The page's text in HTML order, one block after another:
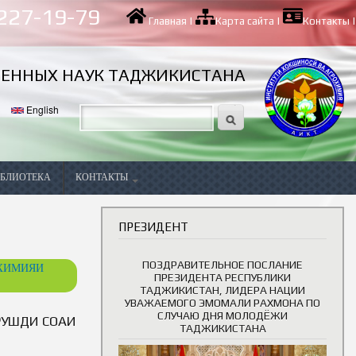
227-19-79 Главная | Карта сайта | Контакты|
НАУК ТАДЖИКИСТАНА
English
КОНТАКТЫ
СОҲАИ
ПРЕЗИДЕНТ
ПОЗДРАВИТЕЛЬНОЕ ПОСЛАНИЕ
ПРЕЗИДЕНТА РЕСПУБЛИКИ
ТАДЖИКИСТАН, ЛИДЕРА НАЦИИ
УВАЖАЕМОГО ЭМОМАЛИ РАХМОНА ПО
СЛУЧАЮ ДНЯ МОЛОДЁЖИ
ТАДЖИКИСТАНА